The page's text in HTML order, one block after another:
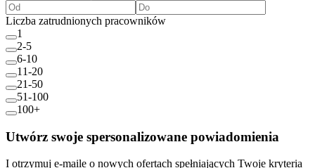
Liczba zatrudnionych pracowników
1
2-5
6-10
11-20
21-50
51-100
100+
Utwórz swoje spersonalizowane powiadomienia
I otrzymuj e-maile o nowych ofertach spełniających Twoje kryteria